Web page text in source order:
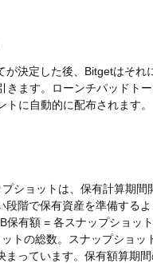
が決定した後、Bitgetはそれ
きます。ローンチパッドト
トに自動的に配布されます。
ショットは、保有計算期間
段階で保有資産を準備するよ
保有額 = 各スナップショッ
トの総数。スナップショッ
まっています。保有額算期間